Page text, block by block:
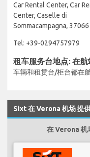
Car Rental Center, Car
Center, Caselle di
Sommacampagna, 37066
Tel: +39-0294757979
租车服务台地点: 在航
车辆和租赁台/柜台都在
Sixt 在 Verona 机场 提
在 Verona 机